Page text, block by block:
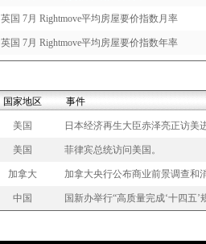
英国 7月 Rightmove平均房屋要价指数月率
英国 7月 Rightmove平均房屋要价指数年率
国家地区 事件
美国 日本经济再生大臣赤泽亮正访美
美国 菲律宾总统访问美国。
加拿大 加拿大央行公布商业前景调查和
中国 国新办举行“高质量完成‘十四五